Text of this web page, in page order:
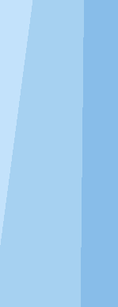
方差分析
状图、相
自动绘制
编辑，